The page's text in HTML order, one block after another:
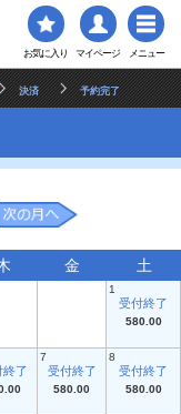
お気に入り マイページ メニュー
決済 予約完了
金 土
1
受付終了
580.00
終了
7
受付終了
580.00
8
受付終了
580.00